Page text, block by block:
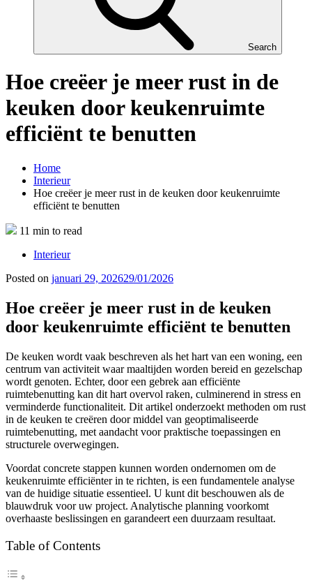
Search
Hoe creëer je meer rust in de
keuken door keukenruimte
efficiënt te benutten
Home
Interieur
Hoe creëer je meer rust in de keuken door keukenruimte
efficiënt te benutten
11 min to read
Interieur
Posted on januari 29, 202629/01/2026
Hoe creëer je meer rust in de keuken
door keukenruimte efficiënt te benutten
De keuken wordt vaak beschreven als het hart van een woning, een
centrum van activiteit waar maaltijden worden bereid en gezelschap
wordt genoten. Echter, door een gebrek aan efficiënte
ruimtebenutting kan dit hart overvol raken, culminerend in stress en
verminderde functionaliteit. Dit artikel onderzoekt methoden om rust
in de keuken te creëren door middel van geoptimaliseerde
ruimtebenutting, met aandacht voor praktische toepassingen en
structurele overwegingen.
Voordat concrete stappen kunnen worden ondernomen om de
keukenruimte efficiënter in te richten, is een fundamentele analyse
van de huidige situatie essentieel. U kunt dit beschouwen als de
blauwdruk voor uw project. Analytische planning voorkomt
overhaaste beslissingen en garandeert een duurzaam resultaat.
Table of Contents